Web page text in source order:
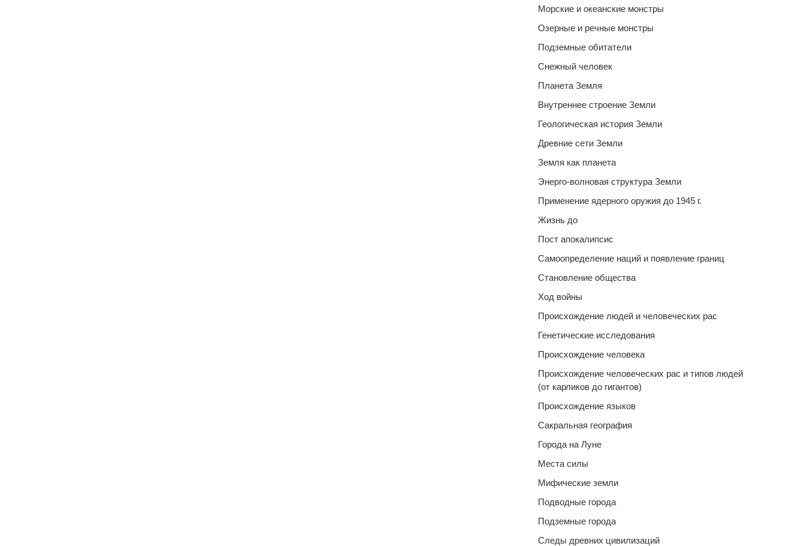
Морские и океанские монстры
Озерные и речные монстры
Подземные обитатели
Снежный человек
Планета Земля
Внутреннее строение Земли
Геологическая история Земли
Древние сети Земли
Земля как планета
Энерго-волновая структура Земли
Применение ядерного оружия до 1945 г.
Жизнь до
Пост апокалипсис
Самоопределение наций и появление границ
Становление общества
Ход войны
Происхождение людей и человеческих рас
Генетические исследования
Происхождение человека
Происхождение человеческих рас и типов людей
(от карликов до гигантов)
Происхождение языков
Сакральная география
Города на Луне
Места силы
Мифические земли
Подводные города
Подземные города
Следы древних цивилизаций